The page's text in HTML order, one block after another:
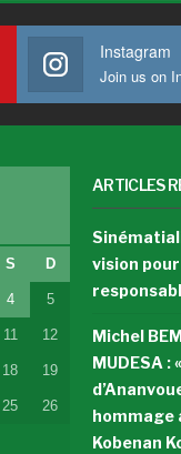
Instagram
Join us on
S D
4 5
11 12
18 19
25 26
ARTICLES
Sinématiali
vision
Michel
MUDESA :
hommage
Kobenan